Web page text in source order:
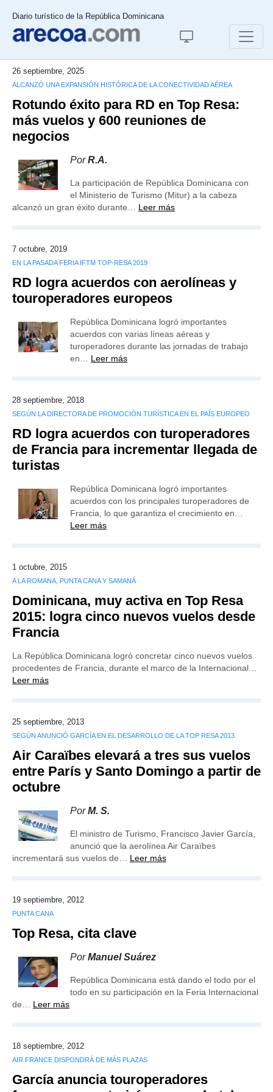
Diario turístico de la República Dominicana
26 septiembre, 2025
ALCANZÓ UNA EXPANSIÓN HISTÓRICA DE LA CONECTIVIDAD AÉREA
Rotundo éxito para RD en Top Resa:
más vuelos y 600 reuniones de
negocios
PorR.A.
La participación de República Dominicana con
el Ministerio de Turismo (Mitur) a la cabeza
alcanzó un gran éxito durante… Leer más
7 octubre, 2019
EN LA PASADA FERIA IFTM TOP-RESA 2019
RD logra acuerdos con aerolíneas y
touroperadores europeos
República Dominicana logró importantes
acuerdos con varias líneas aéreas y
turoperadores durante las jornadas de trabajo
en… Leer más
28 septiembre, 2018
SEGÚN LA DIRECTORA DE PROMOCIÓN TURÍSTICA EN EL PAÍS EUROPEO
RD logra acuerdos con turoperadores
de Francia para incrementar llegada de
turistas
República Dominicana logró importantes
acuerdos con los principales turoperadores de
Francia, lo que garantiza el crecimiento en…
Leer más
1 octubre, 2015
A LA ROMANA, PUNTA CANA Y SAMANÁ
Dominicana, muy activa en Top Resa
2015: logra cinco nuevos vuelos desde
Francia
La República Dominicana logró concretar cinco nuevos vuelos
procedentes de Francia, durante el marco de la Internacional…
Leer más
25 septiembre, 2013
SEGÚN ANUNCIÓ GARCÍA EN EL DESARROLLO DE LA TOP RESA 2013
Air Caraïbes elevará a tres sus vuelos
entre París y Santo Domingo a partir de
octubre
PorM. S.
El ministro de Turismo, Francisco Javier García,
anunció que la aerolínea Air Caraïbes
incrementará sus vuelos de… Leer más
19 septiembre, 2012
PUNTA CANA
Top Resa, cita clave
PorManuel Suárez
República Dominicana está dando el todo por el
todo en su participación en la Feria Internacional
de… Leer más
18 septiembre, 2012
AIR FRANCE DISPONDRÁ DE MÁS PLAZAS
García anuncia touroperadores